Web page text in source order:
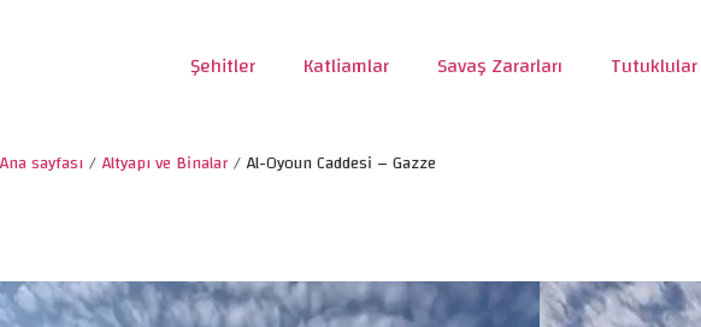
Şehitler Katliamlar Savaş Zararları Tutuklular
Ana sayfası/Altyapı ve Binalar/Al-Oyoun Caddesi – Gazze